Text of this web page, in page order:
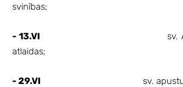
svinības;
- 13.VI
sv. Antona no
atlaidas;
- 29.VI
sv. apustuļu